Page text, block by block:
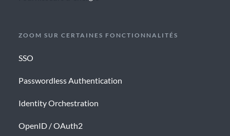
ZOOM SUR CERTAINES FONCTIONNALITÉS
SSO
Passwordless Authentication
Identity Orchestration
OpenID / OAuth2